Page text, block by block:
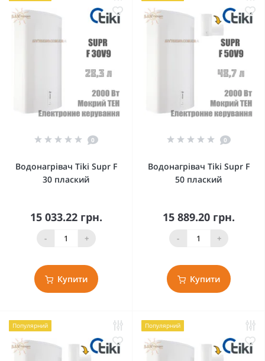
0
Водонагрівач Tiki Supr F
30 плаский
15 033.22 грн.
- +
Купити
0
Водонагрівач Tiki Supr F
50 плаский
15 889.20 грн.
- +
Купити
Популярний Популярний